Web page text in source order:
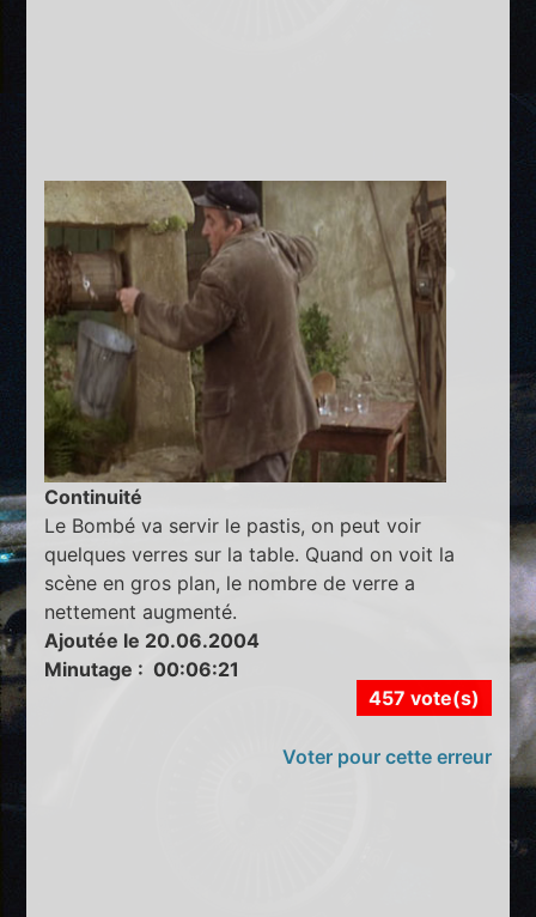
Continuité
Le Bombé va servir le pastis, on peut voir
quelques verres sur la table. Quand on voit la
scène en gros plan, le nombre de verre a
nettement augmenté.
Ajoutée le 20.06.2004
Minutage : 00:06:21
457 vote(s)
Voter pour cette erreur